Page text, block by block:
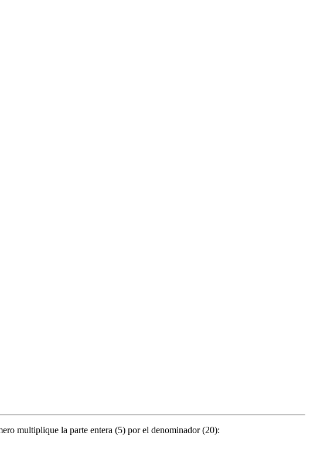
multiplique la parte entera (5) por el denominador (20):